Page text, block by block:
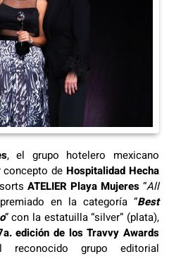
, el grupo hotelero mexicano
de Hospitalidad Hecha
ATELIER Playa Mujeres“All
en la categoría “Best
” con la estatuilla “silver” (plata),
edición de los Travvy Awards
grupo editorial